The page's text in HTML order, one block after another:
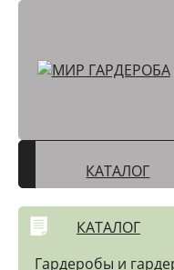
КАТАЛОГ
КАТАЛОГ
Гардеробы и